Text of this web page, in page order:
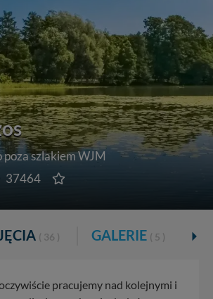
poza szlakiem WJM
37464
( 36 ) GALERIE ( 5 )
pracujemy nad kolejnymi i